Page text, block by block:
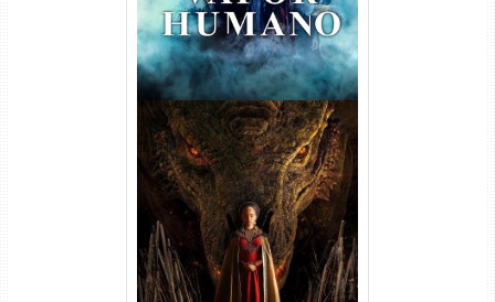
A Casa do Dragão 1ª
Temporada Torrent (2022)
WEB-DL 720p/1080p Dual
Áudio